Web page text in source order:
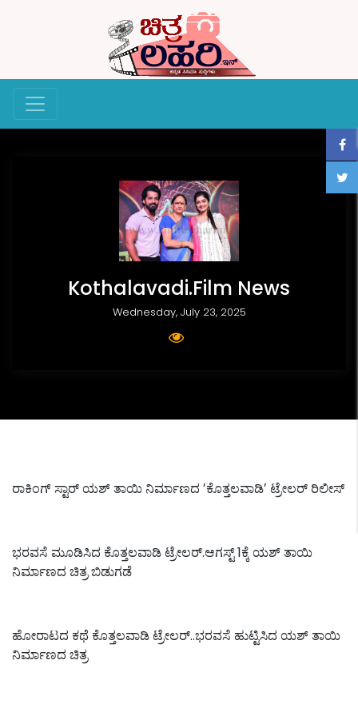
Kothalavadi.Film News
Wednesday, July 23, 2025
ರಾಕಿಂಗ್‌ ಸ್ಟಾರ್‌ ಯಶ್‌ ತಾಯಿ ನಿರ್ಮಾಣದ ʼಕೊತ್ತಲವಾಡಿʼ ಟ್ರೇಲರ್‌ ರಿಲೀಸ್‌
ಭರವಸೆ ಮೂಡಿಸಿದ ಕೊತ್ತಲವಾಡಿ ಟ್ರೇಲರ್.ಆಗಸ್ಟ್‌ 1ಕ್ಕೆ ಯಶ್‌ ತಾಯಿ
ನಿರ್ಮಾಣದ ಚಿತ್ರ ಬಿಡುಗಡೆ
ಹೋರಾಟದ ಕಥೆ ಕೊತ್ತಲವಾಡಿ ಟ್ರೇಲರ್..ಭರವಸೆ ಹುಟ್ಟಿಸಿದ ಯಶ್‌ ತಾಯಿ
ನಿರ್ಮಾಣದ ಚಿತ್ರ